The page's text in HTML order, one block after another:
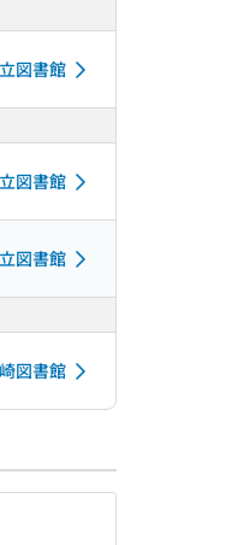
図書館
図書館
図書館
図書館